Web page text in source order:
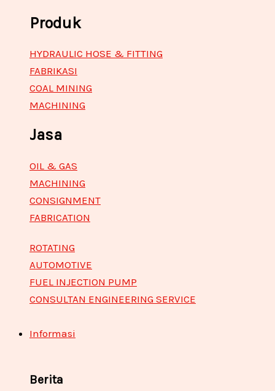
Produk
HYDRAULIC HOSE & FITTING
FABRIKASI
COAL MINING
MACHINING
Jasa
OIL & GAS
MACHINING
CONSIGNMENT
FABRICATION
ROTATING
AUTOMOTIVE
FUEL INJECTION PUMP
CONSULTAN ENGINEERING SERVICE
Informasi
Berita